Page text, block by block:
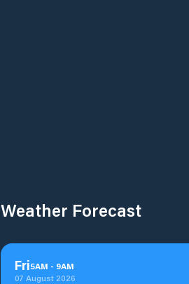
Weather Forecast
Fri5AM - 9AM
07 August 2026